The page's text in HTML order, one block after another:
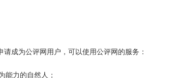
成为公评网用户，可以使用公评网的服务：
能力的自然人；